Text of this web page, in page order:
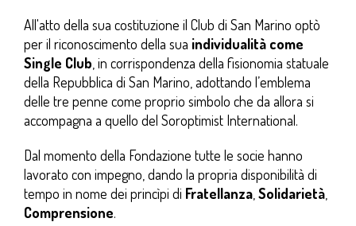
All'atto della sua costituzione il Club di San Marino optò
per il riconoscimento della sua individualità come
Single Club, in corrispondenza della fisionomia statuale
della Repubblica di San Marino, adottando l’emblema
delle tre penne come proprio simbolo che da allora si
accompagna a quello del Soroptimist International.
Dal momento della Fondazione tutte le socie hanno
lavorato con impegno, dando la propria disponibilità di
tempo in nome dei princìpi di Fratellanza,Solidarietà,
Comprensione.